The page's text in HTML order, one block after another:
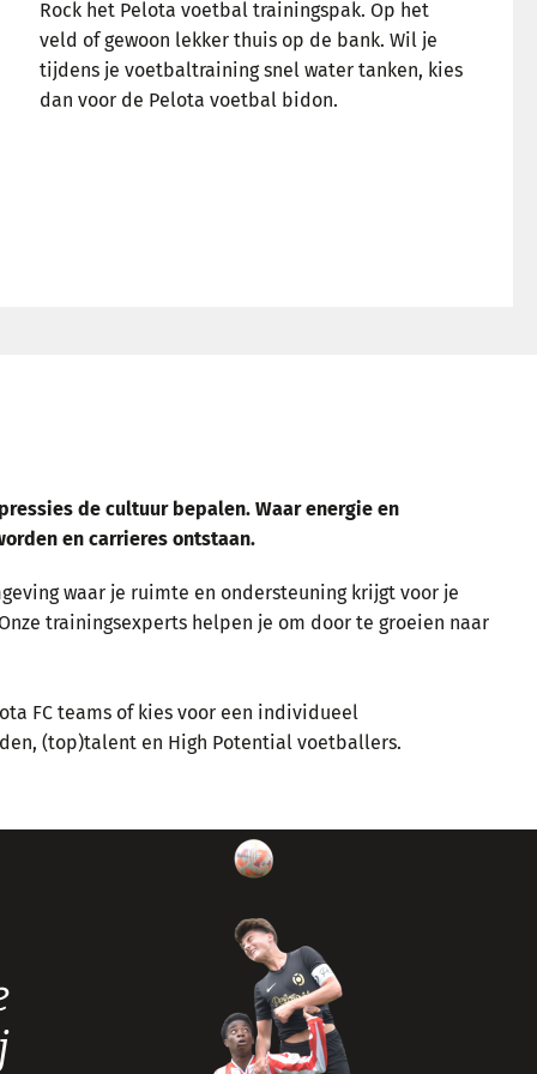
Rock het Pelota voetbal trainingspak. Op het
veld of gewoon lekker thuis op de bank. Wil je
tijdens je voetbaltraining snel water tanken, kies
dan voor de Pelota voetbal bidon.
de cultuur bepalen. Waar energie en
en carrieres ontstaan.
waar je ruimte en ondersteuning krijgt voor je
trainingsexperts helpen je om door te groeien naar
FC teams of kies voor een individueel
(top)talent en High Potential voetballers.